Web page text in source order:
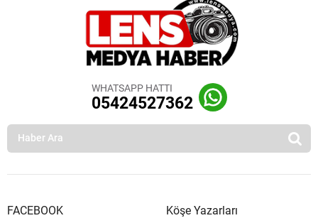
WHATSAPP HATTI
05424527362
FACEBOOK Köşe Yazarları